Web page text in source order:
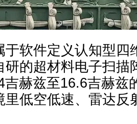
于软件定义认知型四
研的超材料电子扫描
吉赫兹至16.6吉赫兹
里低空低速、雷达反